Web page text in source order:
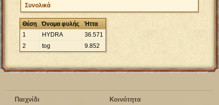
Συνολικά
Θέση Όνομα φυλής
Ήττα
1
HYDRA 36.571
2
tog 9.852
Παιχνίδι Κοινότητα